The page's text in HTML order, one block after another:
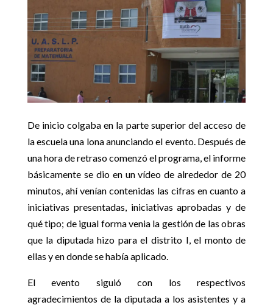
De inicio colgaba en la parte superior del acceso de
la escuela una lona anunciando el evento. Después de
una hora de retraso comenzó el programa, el informe
básicamente se dio en un vídeo de alrededor de 20
minutos, ahí venían contenidas las cifras en cuanto a
iniciativas presentadas, iniciativas aprobadas y de
qué tipo; de igual forma venia la gestión de las obras
que la diputada hizo para el distrito I, el monto de
ellas y en donde se había aplicado.
El evento siguió con los respectivos
agradecimientos de la diputada a los asistentes y a